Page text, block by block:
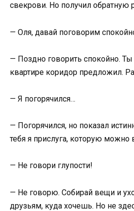
свекрови. Но получил обратную
— Оля, давай поговорим
— Поздно говорить спокойно.
квартире коридор предложил.
— Я погорячился…
— Погорячился, но показал
тебя я прислуга, которую можно
— Не говори глупости!
— Не говорю. Собирай вещи и
друзьям, куда хочешь. Но не